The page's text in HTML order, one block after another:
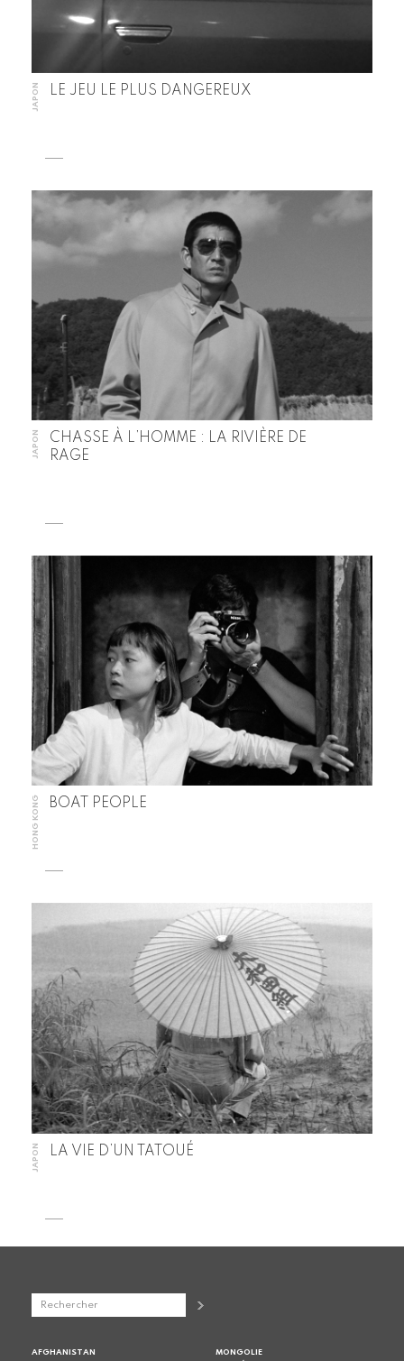
JAPON LE JEU LE PLUS DANGEREUX
JAPON
CHASSE À L’HOMME : LA RIVIÈRE DE
RAGE
HONG KONG BOAT PEOPLE
JAPON LA VIE D’UN TATOUÉ
AFGHANISTAN
MONGOLIE